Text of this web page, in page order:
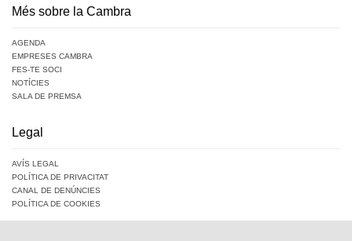
Més sobre la Cambra
AGENDA
EMPRESES CAMBRA
FES-TE SOCI
NOTÍCIES
SALA DE PREMSA
Legal
AVÍS LEGAL
POLÍTICA DE PRIVACITAT
CANAL DE DENÚNCIES
POLÍTICA DE COOKIES